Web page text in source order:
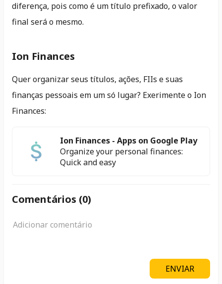
diferença, pois como é um título prefixado, o valor
final será o mesmo.
Ion Finances
Quer organizar seus títulos, ações, FIIs e suas
finanças pessoais em um só lugar? Exerimente o Ion
Finances:
Ion Finances - Apps on Google Play
Organize your personal finances:
Quick and easy
Comentários (0)
ENVIAR